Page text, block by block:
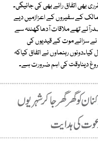
بھی اتفاق رائے بھی کی جائیگی۔
کے سفیروں کے اعزازمیں دیے
تھے ملاقات آدھاگھنٹہ سے
نے سزائے موت کے قیدیوں کی
کیا۔دونوں رہنماوں نے اتفاق کیاکہ
دیناوقت کی اہم ضرورت ہے۔